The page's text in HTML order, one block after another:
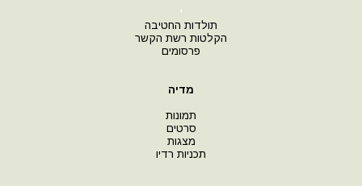
י
תולדות החטיבה
הקלטות רשת הקשר
פרסומים
מדיה
תמונות
סרטים
מצגות
תכניות רדיו